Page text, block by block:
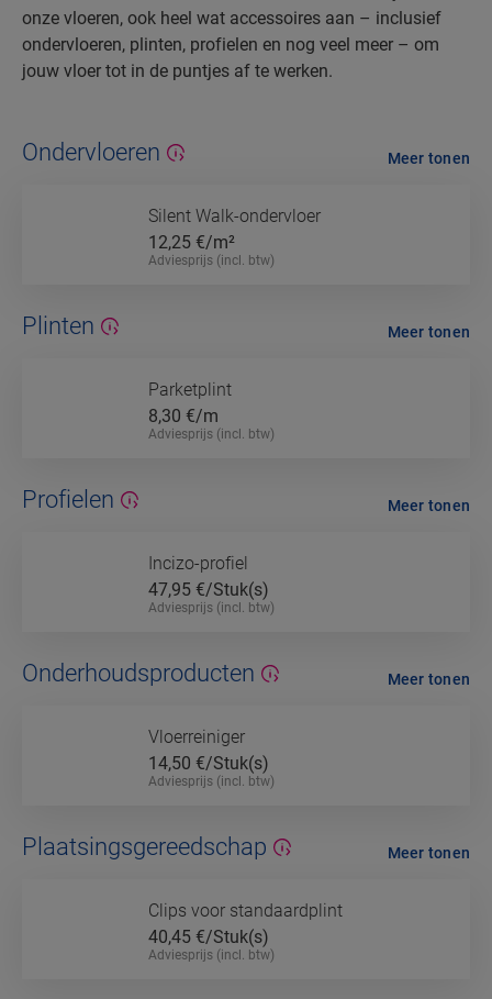
onze vloeren, ook heel wat accessoires aan – inclusief
ondervloeren, plinten, profielen en nog veel meer – om
jouw vloer tot in de puntjes af te werken.
Ondervloeren
Silent Walk-ondervloer
12,25 €/m²
Adviesprijs (incl. btw)
Meer tonen
Plinten
Parketplint
8,30 €/m
Adviesprijs (incl. btw)
Meer tonen
Profielen
Incizo-profiel
47,95 €/Stuk(s)
Adviesprijs (incl. btw)
Meer tonen
Onderhoudsproducten
Vloerreiniger
14,50 €/Stuk(s)
Adviesprijs (incl. btw)
Meer tonen
Plaatsingsgereedschap
Clips voor standaardplint
40,45 €/Stuk(s)
Adviesprijs (incl. btw)
Meer tonen